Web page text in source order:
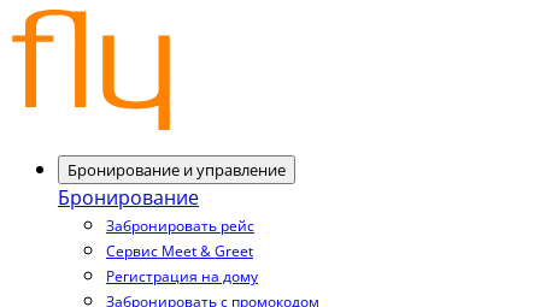
Бронирование и управление
Бронирование
Забронировать рейс
Сервис Meet & Greet
Регистрация на дому
Забронировать с промокодом